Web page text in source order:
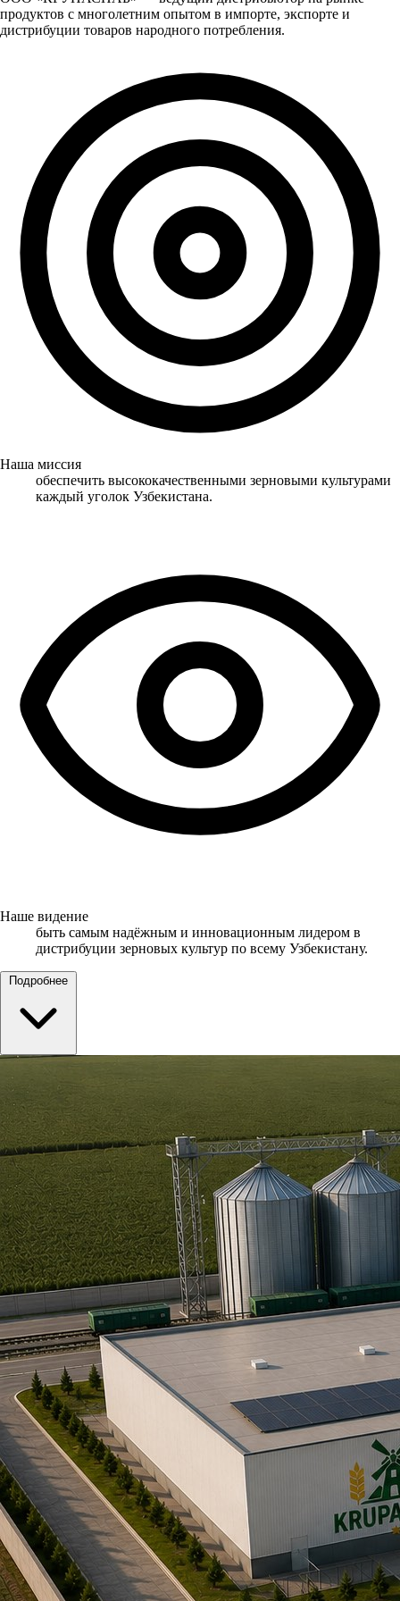
продуктов с многолетним опытом в импорте, экспорте и
дистрибуции товаров народного потребления.
Наша миссия
обеспечить высококачественными зерновыми культурами
каждый уголок Узбекистана.
Наше видение
быть самым надёжным и инновационным лидером в
дистрибуции зерновых культур по всему Узбекистану.